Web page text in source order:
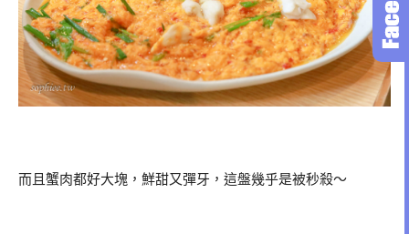
而且蟹肉都好大塊，鮮甜又彈牙，這盤幾乎是被秒殺～